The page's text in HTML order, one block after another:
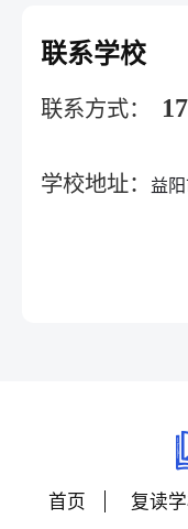
联系学校
联系方式：
学校地址： 益
首页 复读